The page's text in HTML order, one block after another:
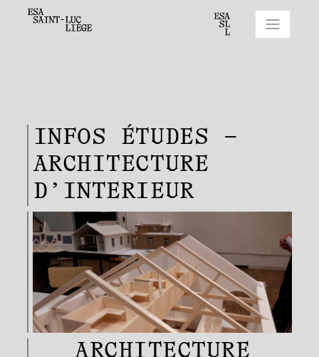
INFOS ÉTUDES –
ARCHITECTURE
D’INTERIEUR
ARCHITECTURE